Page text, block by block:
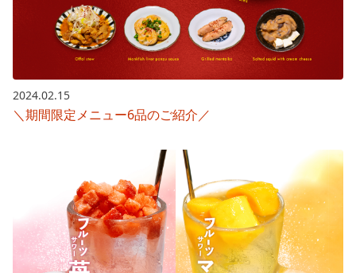
2024.02.15
＼期間限定メニュー6品のご紹介／